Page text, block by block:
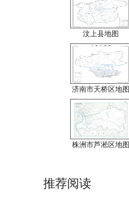
汶上县地图
济南市天桥区地图
株洲市芦淞区地图
推荐阅读